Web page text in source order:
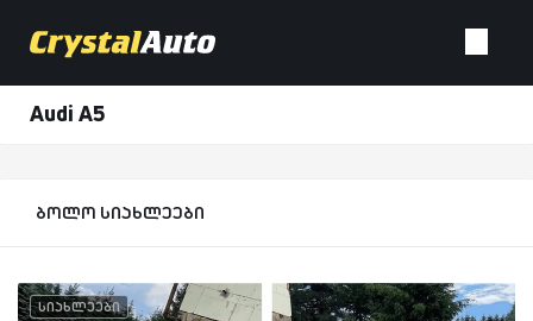
Audi A5
ბოლო სიახლეები
სიახლეები